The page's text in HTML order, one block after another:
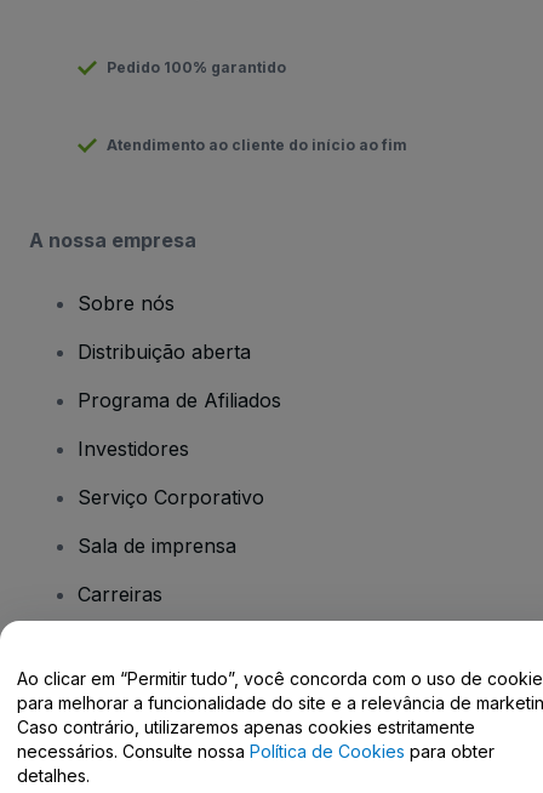
Pedido 100% garantido
Atendimento ao cliente do início ao fim
A nossa empresa
Sobre nós
Distribuição aberta
Programa de Afiliados
Investidores
Serviço Corporativo
Sala de imprensa
Carreiras
Tem dúvidas?
Centro de Ajuda / Fale Conosco
Ao clicar em “Permitir tudo”, você concorda com o uso de
para melhorar a funcionalidade do site e a relevância de
Caso contrário, utilizaremos apenas cookies estritamente
necessários. Consulte nossa Política de Cookies para obter
detalhes.